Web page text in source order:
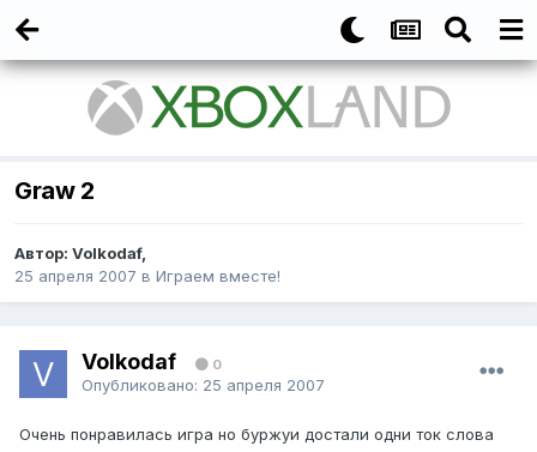
Graw 2
Автор: Volkodaf,
25 апреля 2007 в Играем вместе!
Volkodaf 0
Опубликовано: 25 апреля 2007
Очень понравилась игра но буржуи достали одни ток слова